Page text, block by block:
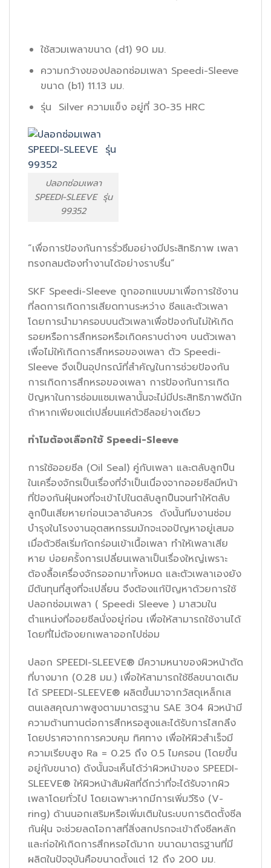
ใช้สวมเพลาขนาด (d1) 90 มม.
ความกว้างของปลอกซ่อมเพลา Speedi-Sleeve
ขนาด (b1) 11.13 มม.
รุ่น Silver ความแข็ง อยู่ที่ 30-35 HRC
ปลอกซ่อมเพลา
SPEEDI-SLEEVE รุ่น
99352
“เพื่อการป้องกันการรั่วซึมอย่างมีประสิทธิภาพ เพลา
ทรงกลมต้องทำงานได้อย่างราบรื่น”
SKF Speedi-Sleeve ถูกออกแบบมาเพื่อการใช้งาน
ที่ลดการเกิดการเสียดทานระหว่าง ซีลและตัวเพลา
โดยการนำมาครอบบนตัวเพลาเพื่อป้องกันไม่ให้เกิด
รอยหรือการสึกหรอหรือเกิดคราบต่างๆ บนตัวเพลา
เพื่อไม่ให้เกิดการสึกหรอของเพลา ตัว Speedi-
Sleeve จึงเป็นอุปกรณ์ที่สำคัญในการช่วยป้องกัน
การเกิดการสึกหรอของเพลา การป้องกันการเกิด
ปัญหาในการซ่อมแซมเพลานั้นจะไม่มีประสิทธิภาพดีนัก
ถ้าหากเพียงแต่เปลี่ยนแค่ตัวซีลอย่างเดียว
ทำไมต้องเลือกใช้ Speedi-Sleeve
การใช้ออยซีล (Oil Seal) คู่กับเพลา และตลับลูกปืน
ในเครื่องจักรเป็นเรื่องที่จำเป็นเนื่องจากออยซีลมีหน้า
ที่ป้องกันฝุ่นผงที่จะเข้าไปในตลับลูกปืนจนทำให้ตลับ
ลูกปืนเสียหายก่อนเวลาอันควร ดังนั้นทีมงานซ่อม
บำรุงในโรงงานอุตสหกรรมมักจะเจอปัญหาอยู่เสมอ
เมื่อตัวซีลเริ่มกัดกร่อนเข้าเนื้อเพลา ทำให้เพลาเสีย
หาย บ่อยครั้งการเปลี่ยนเพลาเป็นเรื่องใหญ่เพราะ
ต้องลื้อเครื่องจักรออกมาทั้งหมด และตัวเพลาเองยัง
มีต้นทุนที่สูงที่จะเปลี่ยน จึงต้องแก้ปัญหาด้วยการใช้
ปลอกซ่อมเพลา ( Speedi Sleeve ) มาสวมใน
ตำแหน่งที่ออยซีลนั่งอยู่ก่อน เพื่อให้สามารถใช้งานได้
โดยที่ไม่ต้องยกเพลาออกไปซ่อม
ปลอก SPEEDI-SLEEVE® มีความหนาของผิวหน้าตัด
ที่บางมาก (0.28 มม.) เพื่อให้สามารถใช้ซีลขนาดเดิม
ได้ SPEEDI-SLEEVE® ผลิตขึ้นมาจากวัสดุเหล็กเส
ตนเลสคุณภาพสูงตามมาตรฐาน SAE 304 ผิวหน้ามี
ความต้านทานต่อการสึกหรอสูงและได้รับการไสกลึง
โดยปราศจากการควบคุม ทิศทาง เพื่อให้ผิวสำเร็จมี
ความเรียบสูง Ra = 0.25 ถึง 0.5 ไมครอน (โดยขึ้น
อยู่กับขนาด) ดังนั้นจะเห็นได้ว่าผิวหน้าของ SPEEDI-
SLEEVE® ให้ผิวหน้าสัมผัสที่ดีกว่าที่จะได้รับจากผิว
เพลาโดยทั่วไป โดยเฉพาะหากมีการเพิ่มวีริง (V-
ring) ด้านนอกเสริมหรือเพิ่มเติมในระบบการติดตั้งซีล
กันฝุ่น จะช่วยลดโอกาสที่สิ่งสกปรกจะเข้าถึงซีลหลัก
และก่อให้เกิดการสึกหรอได้มาก ขนาดมาตรฐานที่มี
ผลิตในปัจจุบันคือขนาดตั้งแต่ 12 ถึง 200 มม.